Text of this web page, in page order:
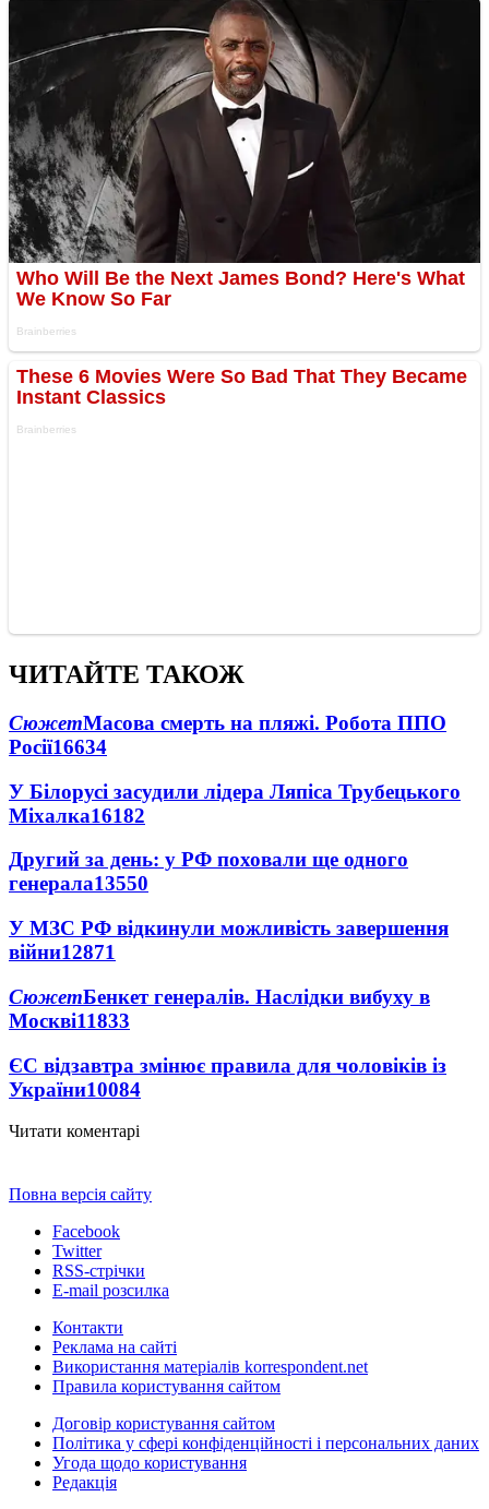
ЧИТАЙТЕ ТАКОЖ
СюжетМасова смерть на пляжі. Робота ППО
Росії16634
У Білорусі засудили лідера Ляпіса Трубецького
Міхалка16182
Другий за день: у РФ поховали ще одного
генерала13550
У МЗС РФ відкинули можливість завершення
війни12871
СюжетБенкет генералів. Наслідки вибуху в
Москві11833
ЄС відзавтра змінює правила для чоловіків із
України10084
Читати коментарі
Повна версія сайту
Facebook
Twitter
RSS-стрічки
E-mail розсилка
Контакти
Реклама на сайті
Використання матеріалів korrespondent.net
Правила користування сайтом
Договір користування сайтом
Політика у сфері конфіденційності і персональних даних
Угода щодо користування
Редакція